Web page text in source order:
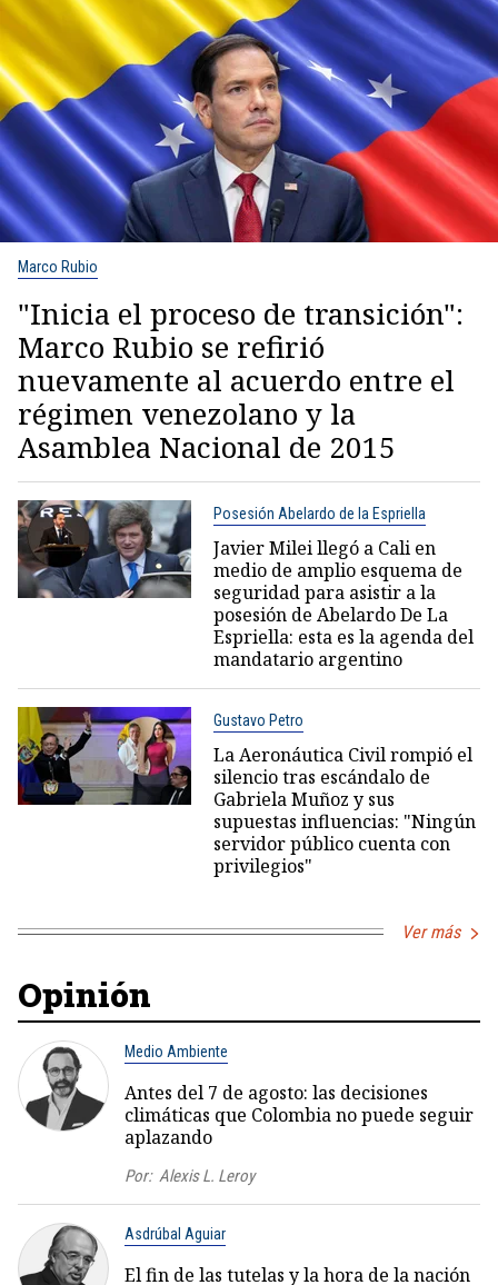
Marco Rubio
"Inicia el proceso de transición":
Marco Rubio se refirió
nuevamente al acuerdo entre el
régimen venezolano y la
Asamblea Nacional de 2015
Posesión Abelardo de la Espriella
Javier Milei llegó a Cali en
medio de amplio esquema de
seguridad para asistir a la
posesión de Abelardo De La
Espriella: esta es la agenda del
mandatario argentino
Gustavo Petro
La Aeronáutica Civil rompió el
silencio tras escándalo de
Gabriela Muñoz y sus
supuestas influencias: "Ningún
servidor público cuenta con
privilegios"
Ver más
Opinión
Medio Ambiente
Antes del 7 de agosto: las decisiones
climáticas que Colombia no puede seguir
aplazando
Por: Alexis L. Leroy
Asdrúbal Aguiar
El fin de las tutelas y la hora de la nación